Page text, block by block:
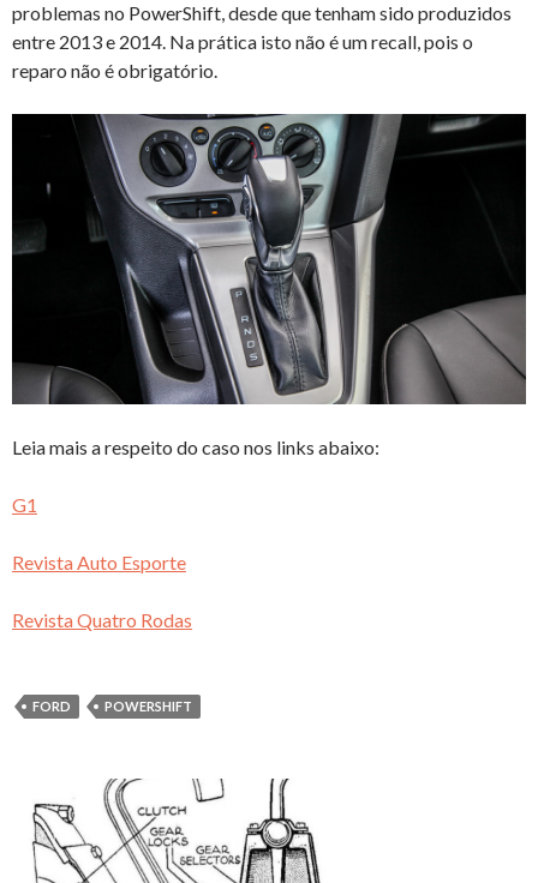
problemas no PowerShift, desde que tenham sido produzidos
entre 2013 e 2014. Na prática isto não é um recall, pois o
reparo não é obrigatório.
Leia mais a respeito do caso nos links abaixo:
G1
Revista Auto Esporte
Revista Quatro Rodas
FORD POWERSHIFT